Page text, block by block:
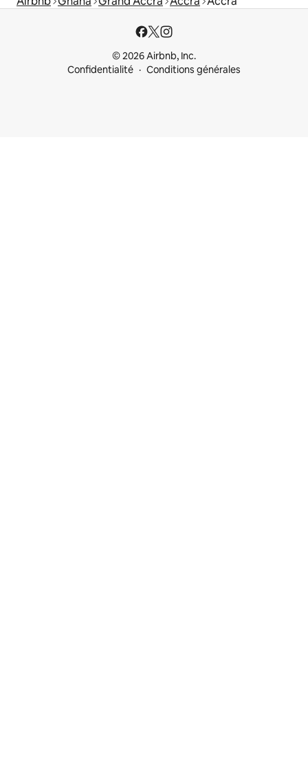
© 2026 Airbnb, Inc.
Confidentialité
Conditions générales